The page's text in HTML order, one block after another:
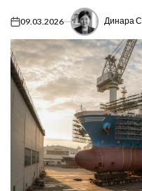
on09.03.2026 Динара